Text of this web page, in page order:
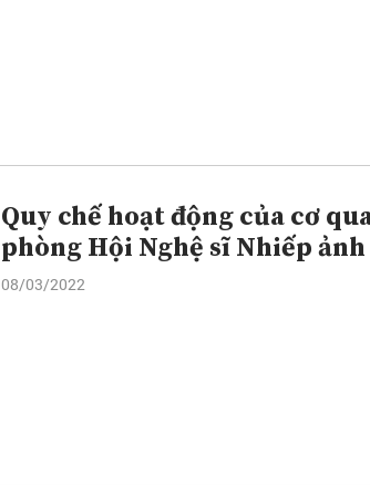
Quy chế hoạt động của cơ
phòng Hội Nghệ sĩ Nhiếp
08/03/2022